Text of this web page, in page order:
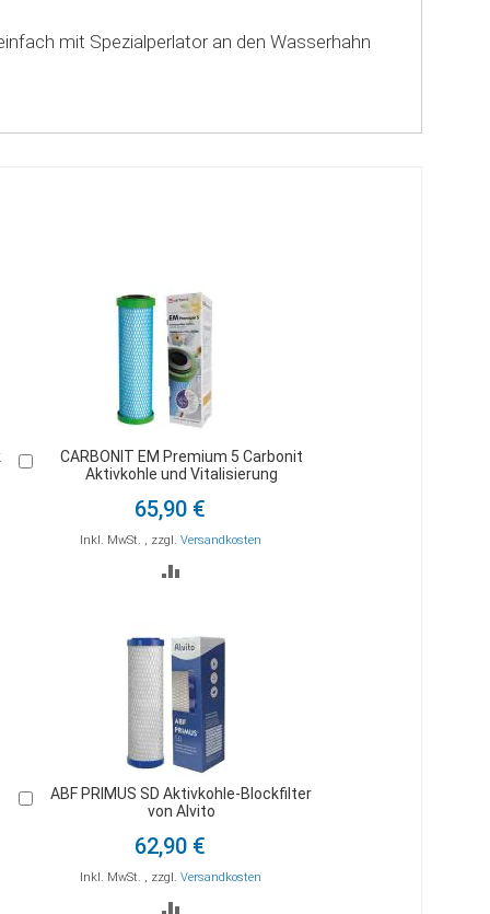
mit Spezialperlator an den Wasserhahn
CARBONIT EM Premium 5 Carbonit
Aktivkohle und Vitalisierung
65,90 €
Inkl. MwSt. , zzgl. Versandkosten
ZUR
HINZUFÜGEN
ABF PRIMUS SD Aktivkohle-Blockfilter
von Alvito
62,90 €
Inkl. MwSt. , zzgl. Versandkosten
ZUR